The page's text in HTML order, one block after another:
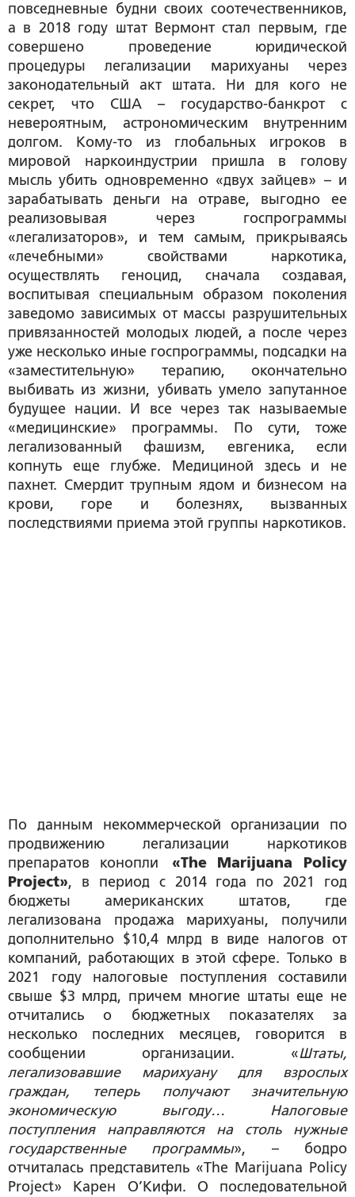
повседневные будни своих соотечественников,
а в 2018 году штат Вермонт стал первым, где
совершено проведение юридической
процедуры легализации марихуаны через
законодательный акт штата. Ни для кого не
секрет, что США – государство-банкрот с
невероятным, астрономическим внутренним
долгом. Кому-то из глобальных игроков в
мировой наркоиндустрии пришла в голову
мысль убить одновременно «двух зайцев» – и
зарабатывать деньги на отраве, выгодно ее
реализовывая через госпрограммы
«легализаторов», и тем самым, прикрываясь
«лечебными» свойствами наркотика,
осуществлять геноцид, сначала создавая,
воспитывая специальным образом поколения
заведомо зависимых от массы разрушительных
привязанностей молодых людей, а после через
уже несколько иные госпрограммы, подсадки на
«заместительную» терапию, окончательно
выбивать из жизни, убивать умело запутанное
будущее нации. И все через так называемые
«медицинские» программы. По сути, тоже
легализованный фашизм, евгеника, если
копнуть еще глубже. Медициной здесь и не
пахнет. Смердит трупным ядом и бизнесом на
крови, горе и болезнях, вызванных
последствиями приема этой группы наркотиков.
По данным некоммерческой организации по
продвижению легализации наркотиков
препаратов конопли «The Marijuana Policy
Project», в период с 2014 года по 2021 год
бюджеты американских штатов, где
легализована продажа марихуаны, получили
дополнительно $10,4 млрд в виде налогов от
компаний, работающих в этой сфере. Только в
2021 году налоговые поступления составили
свыше $3 млрд, причем многие штаты еще не
отчитались о бюджетных показателях за
несколько последних месяцев, говорится в
сообщении организации. «Штаты,
легализовавшие марихуану для взрослых
граждан, теперь получают значительную
экономическую выгоду… Налоговые
поступления направляются на столь нужные
государственные программы», – бодро
отчиталась представитель «The Marijuana Policy
Project» Карен О’Кифи. О последовательной